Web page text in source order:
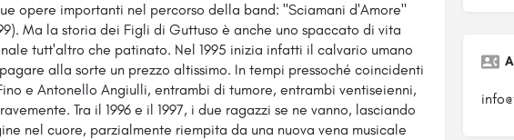
opere importanti nel percorso della band: "Sciamani d'Amore"
Ma la storia dei Figli di Guttuso è anche uno spaccato di vita
tutt'altro che patinato. Nel 1995 inizia infatti il calvario umano
alla sorte un prezzo altissimo. In tempi pressoché coincidenti
e Antonello Angiulli, entrambi di tumore, entrambi ventiseienni,
Tra il 1996 e il 1997, i due ragazzi se ne vanno, lasciando
nel cuore, parzialmente riempita da una nuova vena musicale